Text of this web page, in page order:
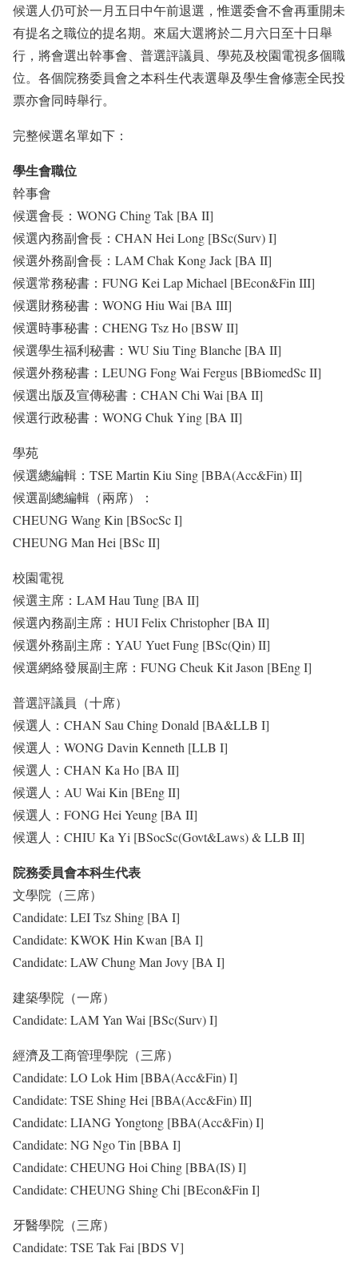
候選人仍可於一月五日中午前退選，惟選委會不會再重開未
有提名之職位的提名期。來屆大選將於二月六日至十日舉
行，將會選出幹事會、普選評議員、學苑及校園電視多個職
位。各個院務委員會之本科生代表選舉及學生會修憲全民投
票亦會同時舉行。
完整候選名單如下：
學生會職位
幹事會
候選會長：WONG Ching Tak [BA II]
候選內務副會長：CHAN Hei Long [BSc(Surv) I]
候選外務副會長：LAM Chak Kong Jack [BA II]
候選常務秘書：FUNG Kei Lap Michael [BEcon&Fin III]
候選財務秘書：WONG Hiu Wai [BA III]
候選時事秘書：CHENG Tsz Ho [BSW II]
候選學生福利秘書：WU Siu Ting Blanche [BA II]
候選外務秘書：LEUNG Fong Wai Fergus [BBiomedSc II]
候選出版及宣傳秘書：CHAN Chi Wai [BA II]
候選行政秘書：WONG Chuk Ying [BA II]
學苑
候選總編輯：TSE Martin Kiu Sing [BBA(Acc&Fin) II]
候選副總編輯（兩席）：
CHEUNG Wang Kin [BSocSc I]
CHEUNG Man Hei [BSc II]
校園電視
候選主席：LAM Hau Tung [BA II]
候選內務副主席：HUI Felix Christopher [BA II]
候選外務副主席：YAU Yuet Fung [BSc(Qin) II]
候選網絡發展副主席：FUNG Cheuk Kit Jason [BEng I]
普選評議員（十席）
候選人：CHAN Sau Ching Donald [BA&LLB I]
候選人：WONG Davin Kenneth [LLB I]
候選人：CHAN Ka Ho [BA II]
候選人：AU Wai Kin [BEng II]
候選人：FONG Hei Yeung [BA II]
候選人：CHIU Ka Yi [BSocSc(Govt&Laws) & LLB II]
院務委員會本科生代表
文學院（三席）
Candidate: LEI Tsz Shing [BA I]
Candidate: KWOK Hin Kwan [BA I]
Candidate: LAW Chung Man Jovy [BA I]
建築學院（一席）
Candidate: LAM Yan Wai [BSc(Surv) I]
經濟及工商管理學院（三席）
Candidate: LO Lok Him [BBA(Acc&Fin) I]
Candidate: TSE Shing Hei [BBA(Acc&Fin) II]
Candidate: LIANG Yongtong [BBA(Acc&Fin) I]
Candidate: NG Ngo Tin [BBA I]
Candidate: CHEUNG Hoi Ching [BBA(IS) I]
Candidate: CHEUNG Shing Chi [BEcon&Fin I]
牙醫學院（三席）
Candidate: TSE Tak Fai [BDS V]